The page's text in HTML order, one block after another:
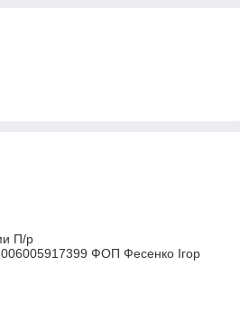
П/р
ФОП Фесенко Ігор